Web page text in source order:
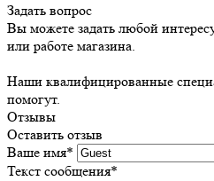
Задать вопрос
Вы можете задать любой
или работе магазина.
Наши квалифицированные
помогут.
Отзывы
Оставить отзыв
Ваше имя*
Текст сообщения*